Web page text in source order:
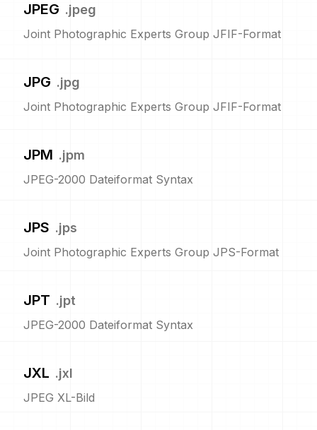
JPEG .jpeg
Joint Photographic Experts Group JFIF-Format
JPG .jpg
Joint Photographic Experts Group JFIF-Format
JPM .jpm
JPEG-2000 Dateiformat Syntax
JPS .jps
Joint Photographic Experts Group JPS-Format
JPT .jpt
JPEG-2000 Dateiformat Syntax
JXL .jxl
JPEG XL-Bild